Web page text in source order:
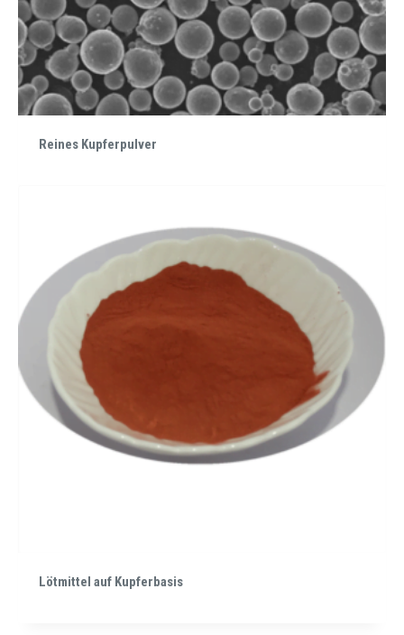
Reines Kupferpulver
Lötmittel auf Kupferbasis